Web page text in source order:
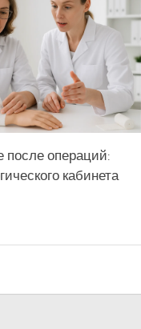
после операций:
кабинета